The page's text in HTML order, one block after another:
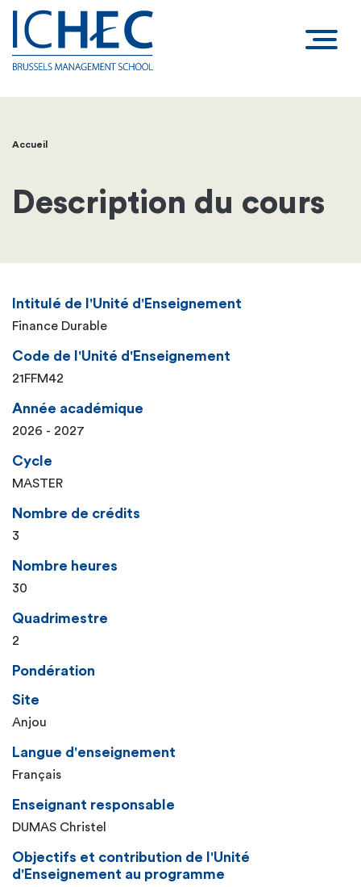
Fil
d'Ariane
Accueil
Description du cours
Intitulé de l'Unité d'Enseignement
Finance Durable
Code de l'Unité d'Enseignement
21FFM42
Année académique
2026 - 2027
Cycle
MASTER
Nombre de crédits
3
Nombre heures
30
Quadrimestre
2
Pondération
Site
Anjou
Langue d'enseignement
Français
Enseignant responsable
DUMAS Christel
Objectifs et contribution de l'Unité
d'Enseignement au programme